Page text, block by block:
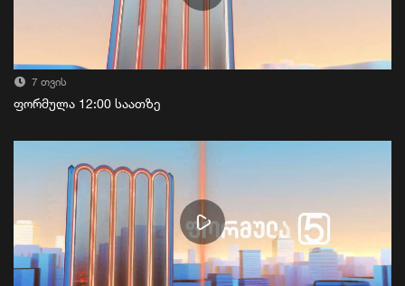
7 თვის
ფორმულა 12:00 საათზე